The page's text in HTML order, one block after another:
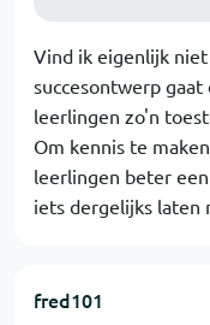
Vind ik eigenlijk
succesontwerp
leerlingen zo'n
Om kennis te
leerlingen beter
iets dergelijks laten
fred101